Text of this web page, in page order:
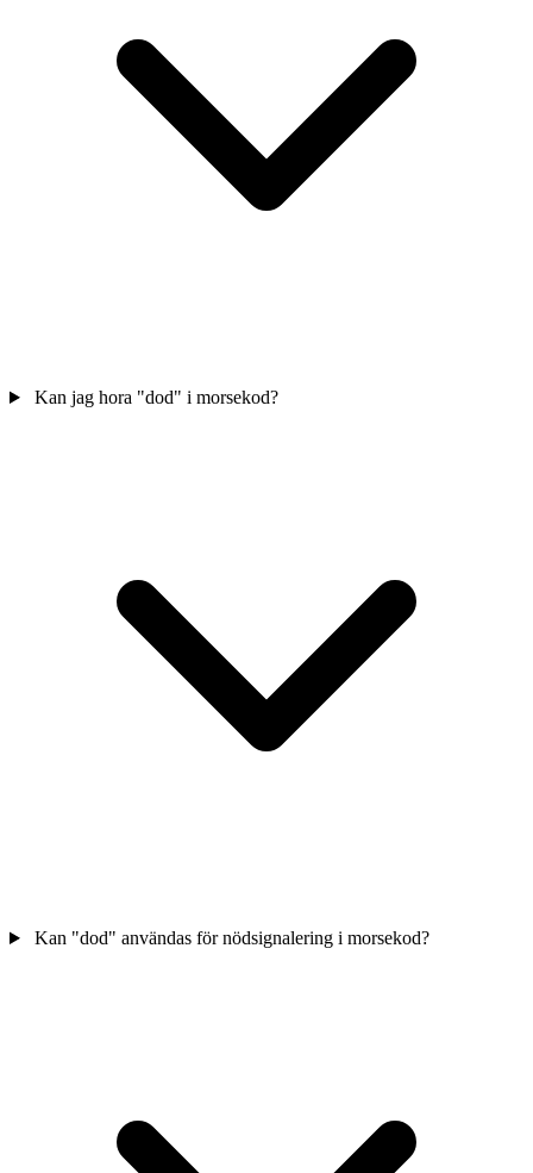
Kan jag hora "dod" i morsekod?
Kan "dod" användas för nödsignalering i morsekod?